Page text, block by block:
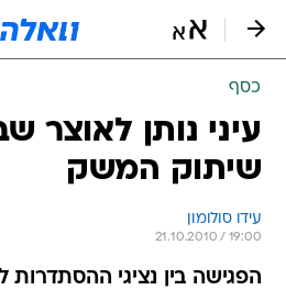
כסף
עיני נותן לאוצר
שיתוק המשק
עידו סולומון
21.10.2010 / 19:00
הפגישה בין נציגי ההסתדרות